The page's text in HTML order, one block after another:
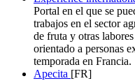
Portal en el que se
trabajos en el sector
de fruta y otras
orientado a personas
temporada en Francia.
Apecita [FR]